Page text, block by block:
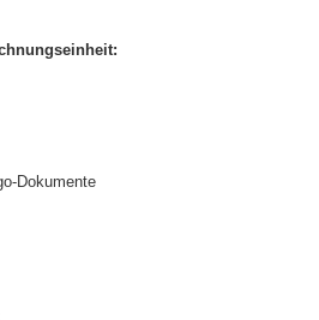
Dokumente